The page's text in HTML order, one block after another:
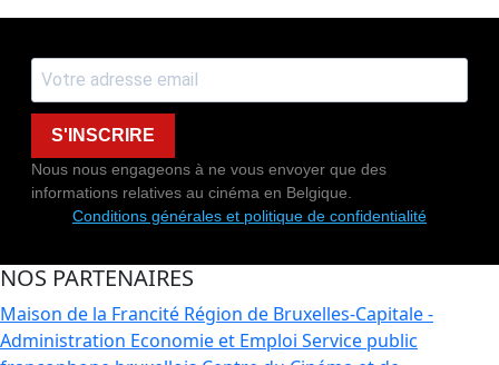
S'INSCRIRE
Nous nous engageons à ne vous envoyer que des
informations relatives au cinéma en Belgique.
Conditions générales et politique de confidentialité
NOS PARTENAIRES
Maison de la Francité Région de Bruxelles-Capitale -
Administration Economie et Emploi Service public